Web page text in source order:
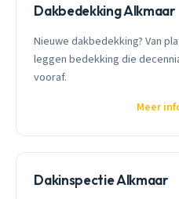
Dakbedekking Alkmaar
Nieuwe dakbedekking? Van
leggen bedekking die
vooraf.
Meer
Dakinspectie Alkmaar